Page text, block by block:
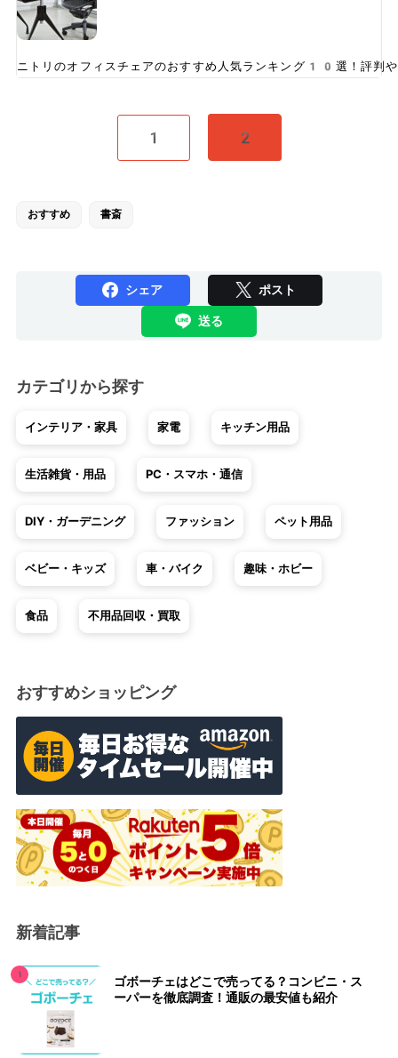
ニトリのオフィスチェアのおすすめ人気ランキング10選！評判
1 2
おすすめ 書斎
シェア ポスト
送る
カテゴリから探す
インテリア・家具 家電 キッチン用品
生活雑貨・用品 PC・スマホ・通信
DIY・ガーデニング ファッション ペット用品
ベビー・キッズ 車・バイク 趣味・ホビー
食品 不用品回収・買取
おすすめショッピング
新着記事
ゴボーチェはどこで売ってる？コンビニ・ス
ーパーを徹底調査！通販の最安値も紹介